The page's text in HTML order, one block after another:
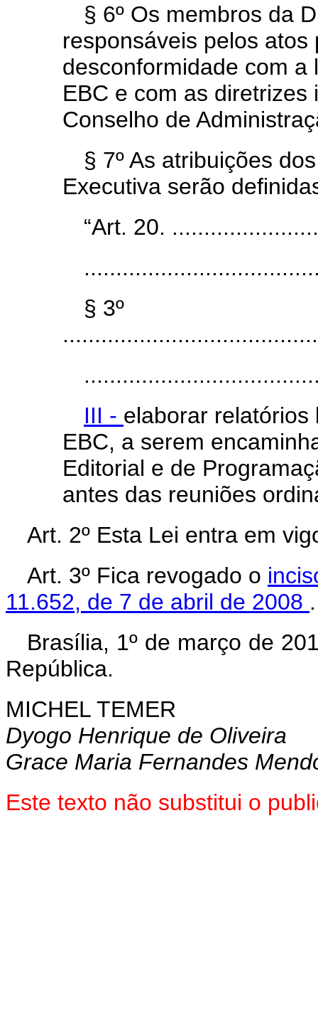
§ 6º Os membros da
responsáveis pelos atos
desconformidade com a
EBC e com as
Conselho de
§ 7º As atribuições
Executiva serão
“Art. 20.
§ 3º
III - elaborar
EBC, a serem
Editorial e de
antes das reuniões
Art. 2º Esta Lei entra em
Art. 3º Fica revogado o
11.652, de 7 de abril de 2008 .
Brasília, 1º de março de
República.
MICHEL TEMER
Dyogo Henrique de Oliveira
Grace Maria Fernandes
Este texto não substitui o